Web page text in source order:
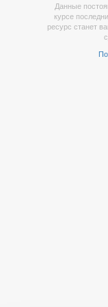
Данные
курсе
ресурс станет